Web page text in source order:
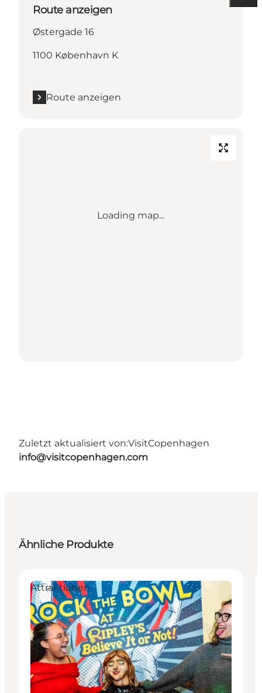
Route anzeigen
Østergade 16
1100 København K
Route anzeigen
Loading map...
Zuletzt aktualisiert von:VisitCopenhagen
info@visitcopenhagen.com
Ähnliche Produkte
Attraktionen